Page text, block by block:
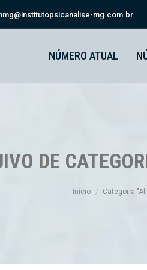
mg.com.br
NÚMERO ATUAL
DE
Início Categoria